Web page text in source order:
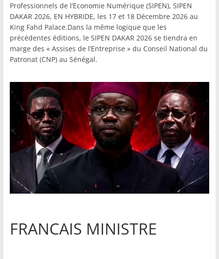
Professionnels de l’Economie Numérique (SIPEN), SIPEN
DAKAR 2026, EN HYBRIDE, les 17 et 18 Décembre 2026 au
King Fahd Palace.Dans la même logique que les
précédentes éditions, le SIPEN DAKAR 2026 se tiendra en
marge des « Assises de l’Entreprise » du Conseil National du
Patronat (CNP) au Sénégal.
FRANCAIS MINISTRE